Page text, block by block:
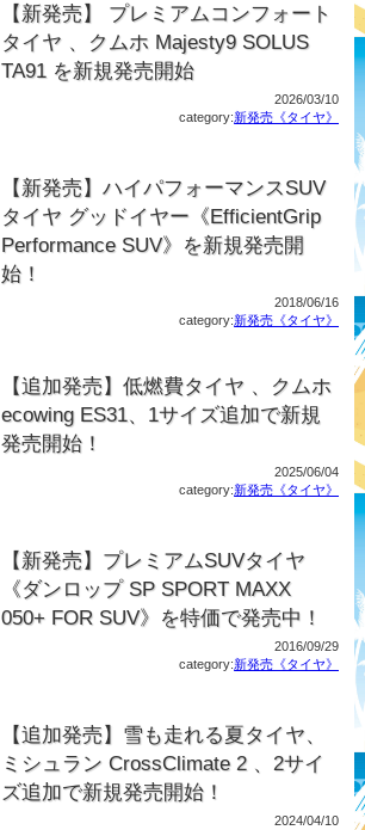
【新発売】 プレミアムコンフォート
タイヤ 、クムホ Majesty9 SOLUS
TA91 を新規発売開始
2026/03/10
category:新発売《タイヤ》
【新発売】ハイパフォーマンスSUV
タイヤ グッドイヤー《EfficientGrip
Performance SUV》を新規発売開
始！
2018/06/16
category:新発売《タイヤ》
【追加発売】低燃費タイヤ 、クムホ
ecowing ES31、1サイズ追加で新規
発売開始！
2025/06/04
category:新発売《タイヤ》
【新発売】プレミアムSUVタイヤ
《ダンロップ SP SPORT MAXX
050+ FOR SUV》を特価で発売中！
2016/09/29
category:新発売《タイヤ》
【追加発売】雪も走れる夏タイヤ、
ミシュラン CrossClimate 2 、2サイ
ズ追加で新規発売開始！
2024/04/10